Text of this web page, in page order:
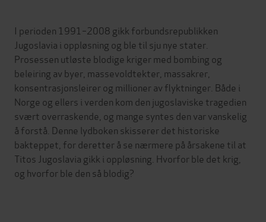
I perioden 1991–2008 gikk forbundsrepublikken
Jugoslavia i oppløsning og ble til sju nye stater.
Prosessen utløste blodige kriger med bombing og
beleiring av byer, massevoldtekter, massakrer,
konsentrasjonsleirer og millioner av flyktninger. Både i
Norge og ellers i verden kom den jugoslaviske tragedien
svært overraskende, og mange syntes den var vanskelig
å forstå. Denne lydboken skisserer det historiske
bakteppet, for deretter å se nærmere på årsakene til at
Titos Jugoslavia gikk i oppløsning. Hvorfor ble det krig,
og hvorfor ble den så blodig?